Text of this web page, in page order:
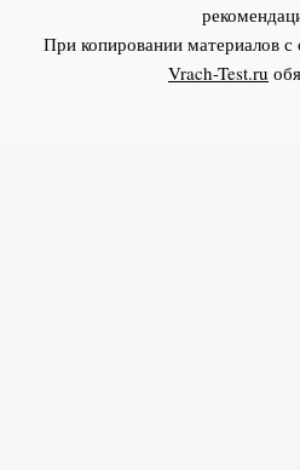
При копировании материалов с
Vrach-Test.ru